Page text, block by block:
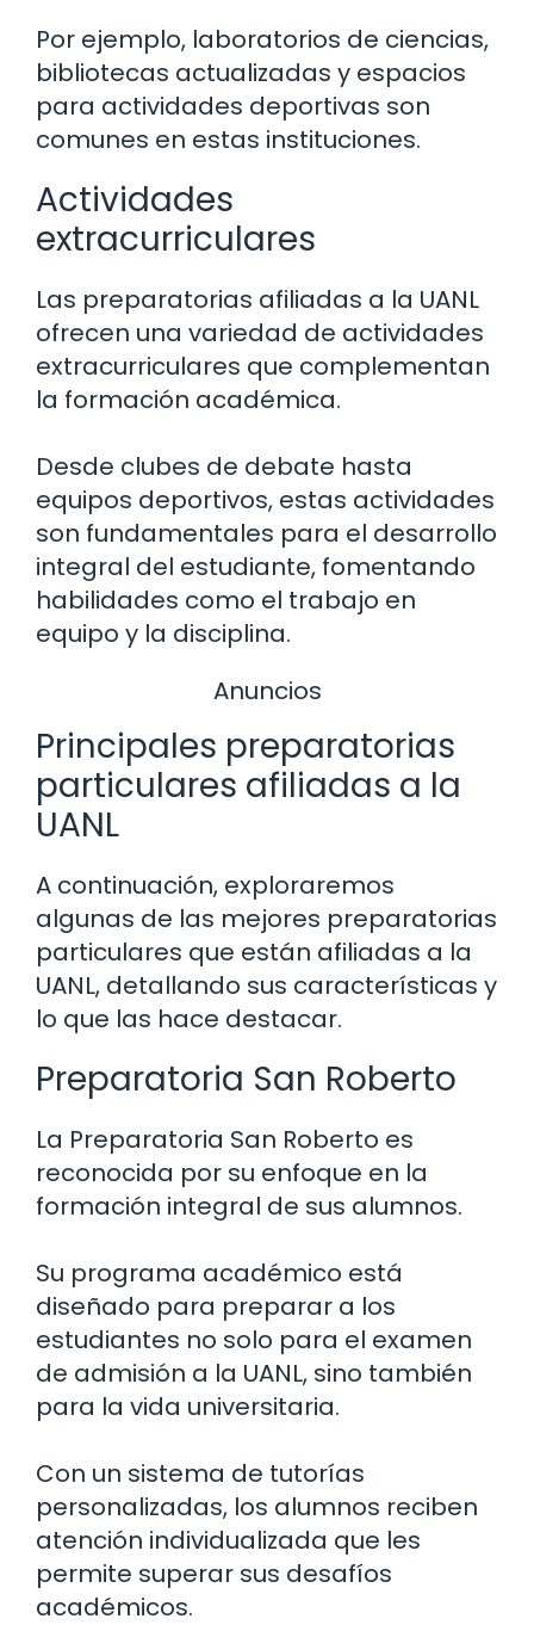
Por ejemplo, laboratorios de ciencias,
bibliotecas actualizadas y espacios
para actividades deportivas son
comunes en estas instituciones.
Actividades
extracurriculares
Las preparatorias afiliadas a la UANL
ofrecen una variedad de actividades
extracurriculares que complementan
la formación académica.
Desde clubes de debate hasta
equipos deportivos, estas actividades
son fundamentales para el desarrollo
integral del estudiante, fomentando
habilidades como el trabajo en
equipo y la disciplina.
Anuncios
Principales preparatorias
particulares afiliadas a la
UANL
A continuación, exploraremos
algunas de las mejores preparatorias
particulares que están afiliadas a la
UANL, detallando sus características y
lo que las hace destacar.
Preparatoria San Roberto
La Preparatoria San Roberto es
reconocida por su enfoque en la
formación integral de sus alumnos.
Su programa académico está
diseñado para preparar a los
estudiantes no solo para el examen
de admisión a la UANL, sino también
para la vida universitaria.
Con un sistema de tutorías
personalizadas, los alumnos reciben
atención individualizada que les
permite superar sus desafíos
académicos.